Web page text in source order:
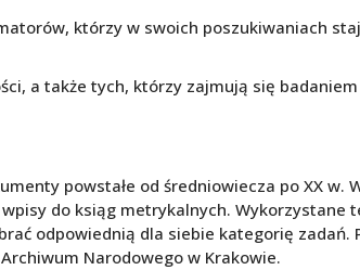
którzy w swoich poszukiwaniach
a także tych, którzy zajmują się badaniem
powstałe od średniowiecza po XX w.
do ksiąg metrykalnych. Wykorzystane
odpowiednią dla siebie kategorię zadań.
Narodowego w Krakowie.